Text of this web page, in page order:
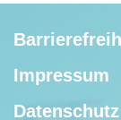
Impressum
Datenschutz